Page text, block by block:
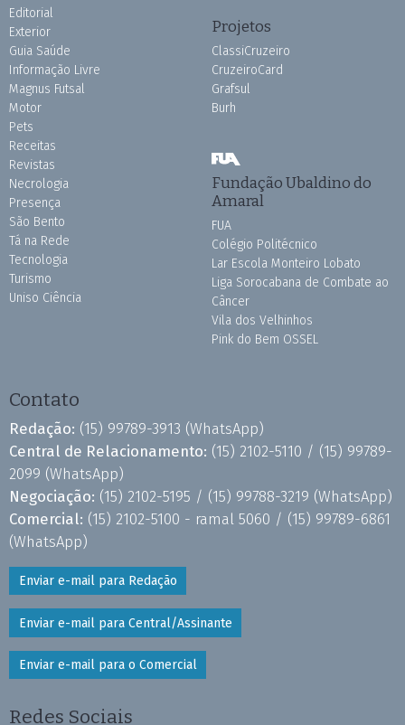
Editorial
Exterior
Guia Saúde
Informação Livre
Magnus Futsal
Motor
Pets
Receitas
Revistas
Necrologia
Presença
São Bento
Tá na Rede
Tecnologia
Turismo
Uniso Ciência
Projetos
ClassiCruzeiro
CruzeiroCard
Grafsul
Burh
Fundação Ubaldino do
Amaral
FUA
Colégio Politécnico
Lar Escola Monteiro Lobato
Liga Sorocabana de Combate ao
Câncer
Vila dos Velhinhos
Pink do Bem OSSEL
Contato
Redação: (15) 99789-3913 (WhatsApp)
Central de Relacionamento: (15) 2102-5110 / (15) 99789-
2099 (WhatsApp)
Negociação: (15) 2102-5195 / (15) 99788-3219 (WhatsApp)
Comercial: (15) 2102-5100 - ramal 5060 / (15) 99789-6861
(WhatsApp)
Enviar e-mail para Redação
Enviar e-mail para Central/Assinante
Enviar e-mail para o Comercial
Redes Sociais